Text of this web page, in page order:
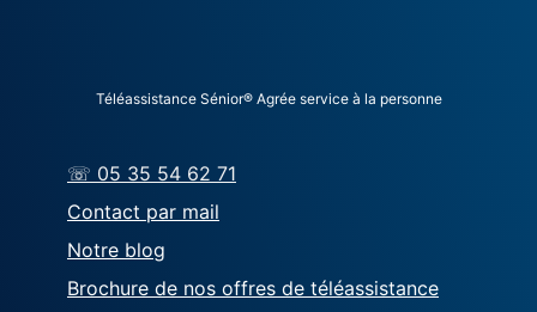
Téléassistance Sénior® Agrée service à la personne
☏ 05 35 54 62 71
Contact par mail
Notre blog
Brochure de nos offres de téléassistance